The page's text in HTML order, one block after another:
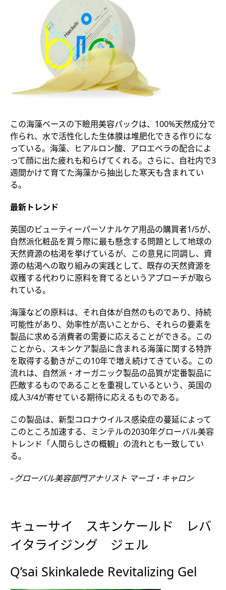
この海藻ベースの下瞼用美容パックは、100%天然成分で
作られ、水で活性化した生体膜は堆肥化できる作りにな
っている。海藻、ヒアルロン酸、アロエベラの配合によ
って顔に出た疲れも和らげてくれる。さらに、自社内で3
週間かけて育てた海藻から抽出した寒天も含まれてい
る。
最新トレンド
英国のビューティーパーソナルケア用品の購買者1/5が、
自然派化粧品を買う際に最も懸念する問題として地球の
天然資源の枯渇を挙げているが、この意見に同調し、資
源の枯渇への取り組みの実践として、既存の天然資源を
収穫する代わりに原料を育てるというアプローチが取ら
れている。
海藻などの原料は、それ自体が自然のものであり、持続
可能性があり、効率性が高いことから、それらの要素を
製品に求める消費者の需要に応えることができる。この
ことから、スキンケア製品に含まれる海藻に関する特許
を取得する動きがこの10年で増え続けてきている。この
流れは、自然派・オーガニック製品の品質が定番製品に
匹敵するものであることを重視しているという、英国の
成人3/4が寄せている期待に応えるものである。
この製品は、新型コロナウイルス感染症の蔓延によって
このところ加速する、ミンテルの2030年グローバル美容
トレンド「人間らしさの概観」の流れとも一致してい
る。
–グローバル美容部門アナリスト マーゴ・キャロン
キューサイ スキンケールド レバ
イタライジング ジェル
Q’sai Skinkalede Revitalizing Gel